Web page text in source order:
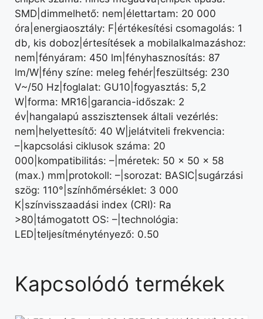
SMD|dimmelhető: nem|élettartam: 20 000
óra|energiaosztály: F|értékesítési csomagolás: 1
db, kis doboz|értesítések a mobilalkalmazáshoz:
nem|fényáram: 450 lm|fényhasznosítás: 87
lm/W|fény színe: meleg fehér|feszültség: 230
V~/50 Hz|foglalat: GU10|fogyasztás: 5,2
W|forma: MR16|garancia-időszak: 2
év|hangalapú asszisztensek általi vezérlés:
nem|helyettesítő: 40 W|jelátviteli frekvencia:
–|kapcsolási ciklusok száma: 20
000|kompatibilitás: –|méretek: 50 × 50 × 58
(max.) mm|protokoll: –|sorozat: BASIC|sugárzási
szög: 110°|színhőmérséklet: 3 000
K|színvisszaadási index (CRI): Ra
>80|támogatott OS: –|technológia:
LED|teljesítménytényező: 0.50
Kapcsolódó termékek